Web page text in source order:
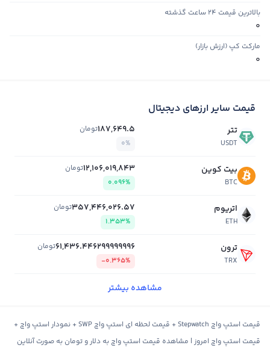
بالاترین قیمت ۲۴ ساعت گذشته
0
مارکت کپ (ارزش بازار)
0
قیمت سایر ارزهای دیجیتال
تتر
USDT
187,649.5تومان
0%
بیت کوین
BTC
12,106,019,843تومان
0.096%
اتریوم
ETH
357,446,026.57تومان
1.353%
ترون
TRX
61,436.446299999996تومان
-0.365%
مشاهده بیشتر
قیمت استپ واچ Stepwatch + قیمت لحظه ای استپ واچ SWP + نمودار استپ واچ +
قیمت استپ واچ امروز | مشاهده قیمت استپ واچ به دلار و تومان به صورت آنلاین